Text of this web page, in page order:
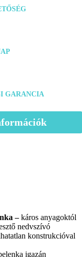
GARANCIA
–káros anyagoktól
nedvszívó
konstrukcióval
igazán